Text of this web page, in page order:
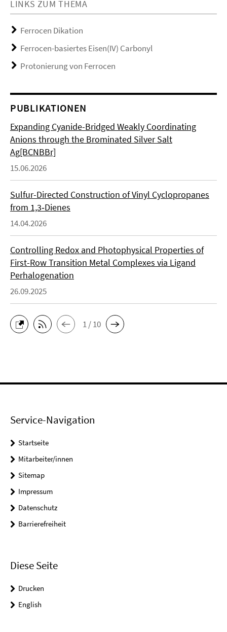
LINKS ZUM THEMA
Ferrocen Dikation
Ferrocen-basiertes Eisen(IV) Carbonyl
Protonierung von Ferrocen
PUBLIKATIONEN
Expanding Cyanide-Bridged Weakly Coordinating
Anions through the Brominated Silver Salt
Ag[BCNBBr]
15.06.2026
Sulfur-Directed Construction of Vinyl Cyclopropanes
from 1,3‑Dienes
14.04.2026
Controlling Redox and Photophysical Properties of
First-Row Transition Metal Complexes via Ligand
Perhalogenation
26.09.2025
1 / 10
Service-Navigation
Startseite
Mitarbeiter/innen
Sitemap
Impressum
Datenschutz
Barrierefreiheit
Diese Seite
Drucken
English